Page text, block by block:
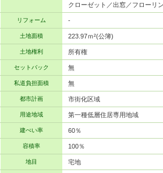
クローゼット／出窓／フローリ
リフォーム -
土地面積 223.97ｍ²(公簿)
土地権利 所有権
セットバック 無
私道負担面積 無
都市計画 市街化区域
用途地域 第一種低層住居専用地域
建ぺい率 60％
容積率 100％
地目 宅地